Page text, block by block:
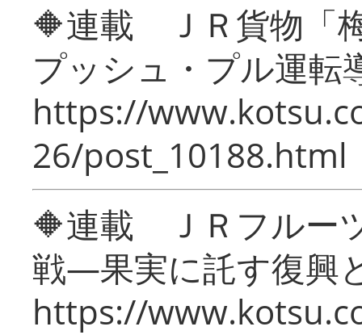
🔶連載 ＪＲ貨物「
プッシュ・プル運転
https://
26/post_10188.html
🔶連載 ＪＲフルー
戦―果実に託す復興
https://